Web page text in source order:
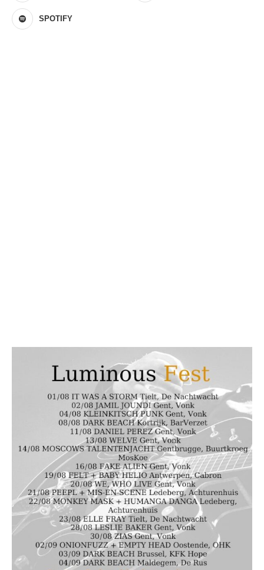
SPOTIFY